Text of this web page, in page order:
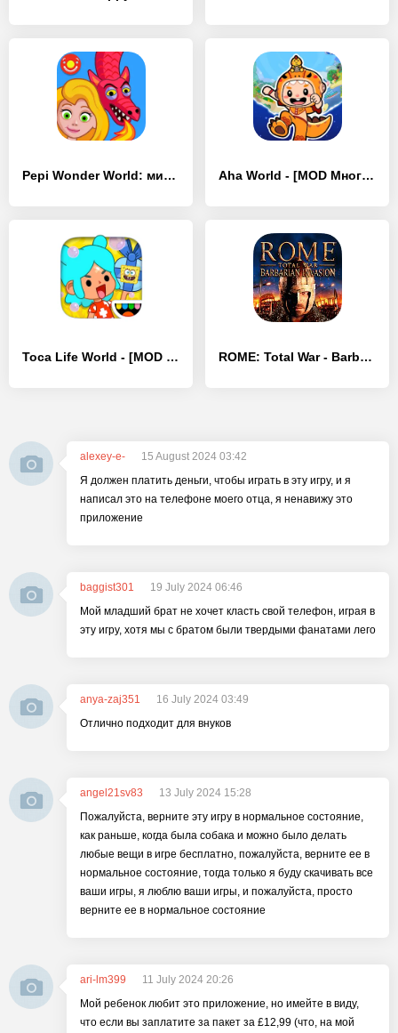
Pepi Wonder World: мир сказок! - [MOD Много монет] Aha World - [MOD Много монет]
Toca Life World - [MOD Много монет] ROME: Total War - Barbarian Invasion
alexey-e-
15 August 2024 03:42
Я должен платить деньги, чтобы играть в эту игру, и я
написал это на телефоне моего отца, я ненавижу это
приложение
baggist301
19 July 2024 06:46
Мой младший брат не хочет класть свой телефон, играя в
эту игру, хотя мы с братом были твердыми фанатами лего
anya-zaj351
16 July 2024 03:49
Отлично подходит для внуков
angel21sv83
13 July 2024 15:28
Пожалуйста, верните эту игру в нормальное состояние,
как раньше, когда была собака и можно было делать
любые вещи в игре бесплатно, пожалуйста, верните ее в
нормальное состояние, тогда только я буду скачивать все
ваши игры, я люблю ваши игры, и пожалуйста, просто
верните ее в нормальное состояние
ari-lm399
11 July 2024 20:26
Мой ребенок любит это приложение, но имейте в виду,
что если вы заплатите за пакет за £12,99 (что, на мой